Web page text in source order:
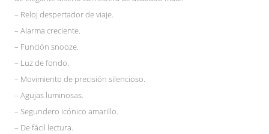
– Reloj despertador de viaje.
– Alarma creciente.
– Función snooze.
– Luz de fondo.
– Movimiento de precisión silencioso.
– Agujas luminosas.
– Segundero icónico amarillo.
– De fácil lectura.